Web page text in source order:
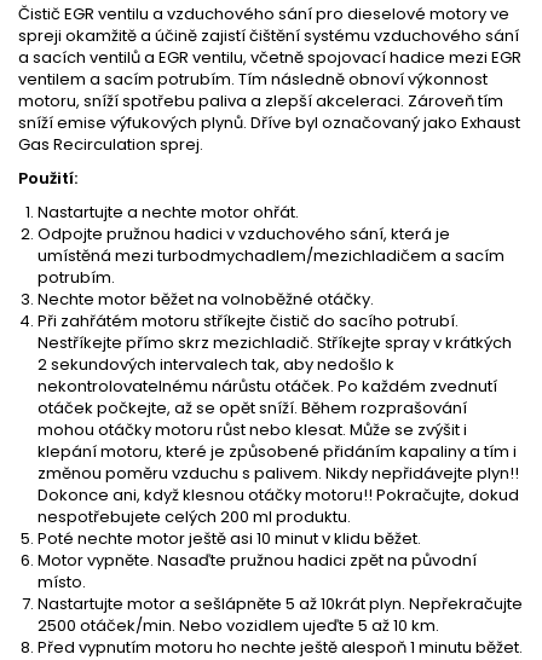
Čistič EGR ventilu a vzduchového sání pro dieselové motory ve
spreji okamžitě a účině zajistí čištění systému vzduchového sání
a sacích ventilů a EGR ventilu, včetně spojovací hadice mezi EGR
ventilem a sacím potrubím. Tím následně obnoví výkonnost
motoru, sníží spotřebu paliva a zlepší akceleraci. Zároveň tím
sníží emise výfukových plynů. Dříve byl označovaný jako Exhaust
Gas Recirculation sprej.
Použití:
Nastartujte a nechte motor ohřát.
Odpojte pružnou hadici v vzduchového sání, která je
umístěná mezi turbodmychadlem/mezichladičem a sacím
potrubím.
Nechte motor běžet na volnoběžné otáčky.
Při zahřátém motoru stříkejte čistič do sacího potrubí.
Nestříkejte přímo skrz mezichladič. Stříkejte spray v krátkých
2 sekundových intervalech tak, aby nedošlo k
nekontrolovatelnému nárůstu otáček. Po každém zvednutí
otáček počkejte, až se opět sníží. Během rozprašování
mohou otáčky motoru růst nebo klesat. Může se zvýšit i
klepání motoru, které je způsobené přidáním kapaliny a tím i
změnou poměru vzduchu s palivem. Nikdy nepřidávejte plyn!!
Dokonce ani, když klesnou otáčky motoru!! Pokračujte, dokud
nespotřebujete celých 200 ml produktu.
Poté nechte motor ještě asi 10 minut v klidu běžet.
Motor vypněte. Nasaďte pružnou hadici zpět na původní
místo.
Nastartujte motor a sešlápněte 5 až 10krát plyn. Nepřekračujte
2500 otáček/min. Nebo vozidlem ujeďte 5 až 10 km.
Před vypnutím motoru ho nechte ještě alespoň 1 minutu běžet.